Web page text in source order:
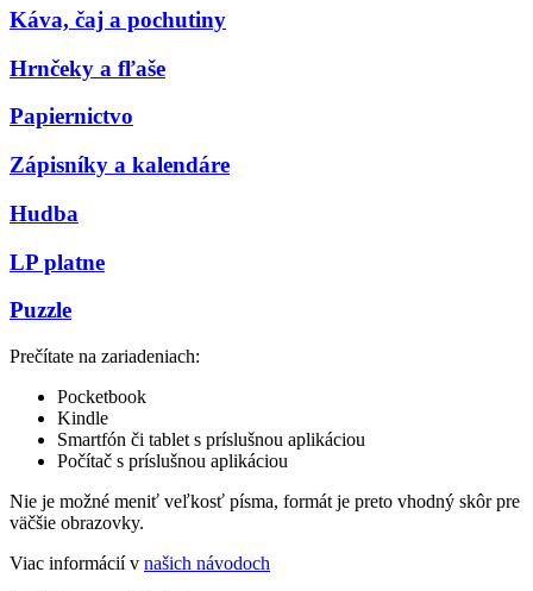
Káva, čaj a pochutiny
Hrnčeky a fľaše
Papiernictvo
Zápisníky a kalendáre
Hudba
LP platne
Puzzle
Prečítate na zariadeniach:
Pocketbook
Kindle
Smartfón či tablet s príslušnou aplikáciou
Počítač s príslušnou aplikáciou
Nie je možné meniť veľkosť písma, formát je preto vhodný skôr pre
väčšie obrazovky.
Viac informácií v našich návodoch